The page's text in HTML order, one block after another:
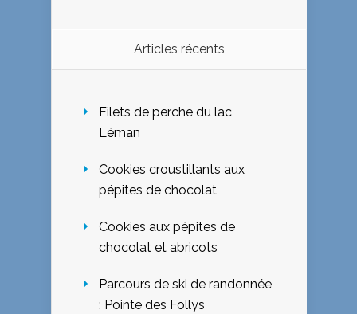
Articles récents
Filets de perche du lac
Léman
Cookies croustillants aux
pépites de chocolat
Cookies aux pépites de
chocolat et abricots
Parcours de ski de randonnée
: Pointe des Follys